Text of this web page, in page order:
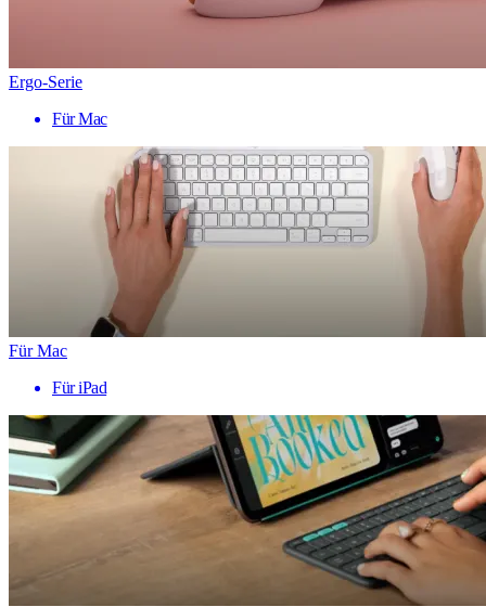
Ergo-Serie
Für Mac
Für Mac
Für iPad